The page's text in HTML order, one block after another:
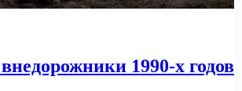
1990-х годов